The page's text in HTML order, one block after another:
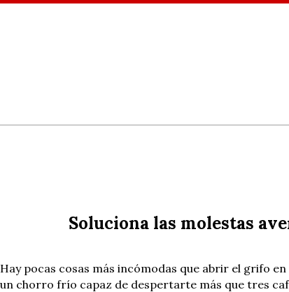
Soluciona las molestas
Hay pocas cosas más incómodas que abrir el grifo
un chorro frío capaz de despertarte más que tres